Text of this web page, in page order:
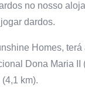
no nosso
dardos.
Homes, terá
Dona Maria II
km).